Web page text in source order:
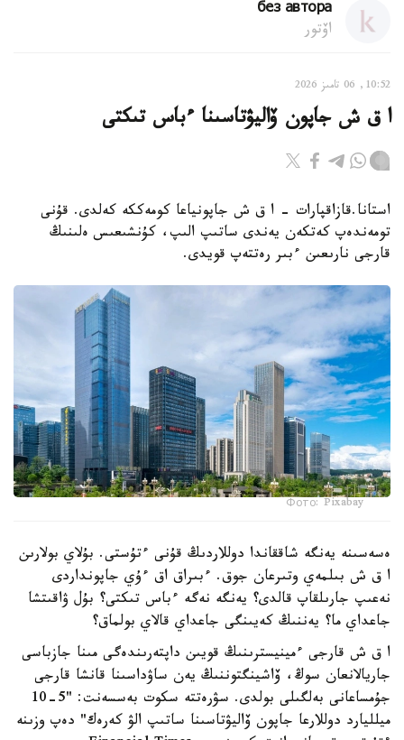
без автора
اۆتور
10:52, 06 تامىز 2026
ا ق ش جاپون ۆاليۋتاسىنا ءباس تىكتى
استانا.قازاقپارات - ا ق ش جاپونياعا كومەككە كەلدى. قۇنى
تومەندەپ كەتكەن يەندى ساتىپ الىپ، كۇنشىعىس ەلىنىڭ
قارجى نارىعىن ءبىر رەتتەپ قويدى.
Фото: Pixabay
ەسەسىنە يەنگە شاققاندا دوللاردىڭ قۇنى ءتۇستى. بۇلاي بولارىن
ا ق ش بىلمەي وتىرعان جوق. ءبىراق اق ءۇي جاپونداردى
نەعىپ جارىلقاپ قالدى؟ يەنگە نەگە ءباس تىكتى؟ بۇل ۋاقىتشا
جاعداي ما؟ يەننىڭ كەيىنگى جاعداي قالاي بولماق؟
ا ق ش قارجى ءمينيسترىنىڭ قويىن داپتەرىندەگى مىنا جازباسى
جاريالانعان سوڭ، ۆاشينگتوننىڭ يەن ساۋداسىنا قانشا قارجى
جۇمساعانى بەلگىلى بولدى. سۋرەتتە سكوت بەسسەنت: "5-10
ميلليارد دوللارعا جاپون ۆاليۋتاسىنا ساتىپ الۋ كەرەك" دەپ وزىنە